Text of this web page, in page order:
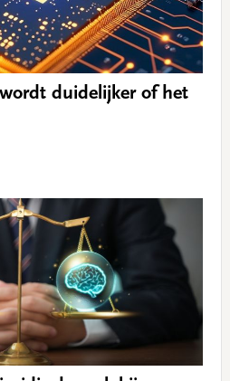
duidelijker of het